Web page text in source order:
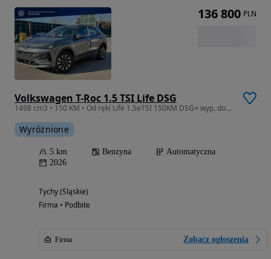
Volkswagen T-Roc 1.5 TSI Life DSG
1498 cm3 • 150 KM • Od ręki Life 1.5eTSI 150KM DSG+ wyp. dod. w cenie
Wyróżnione
5 km Benzyna
Automatyczna
2026
Tychy (Śląskie)
Firma • Podbite
Firma Zobacz ogłoszenia
136 800 PLN